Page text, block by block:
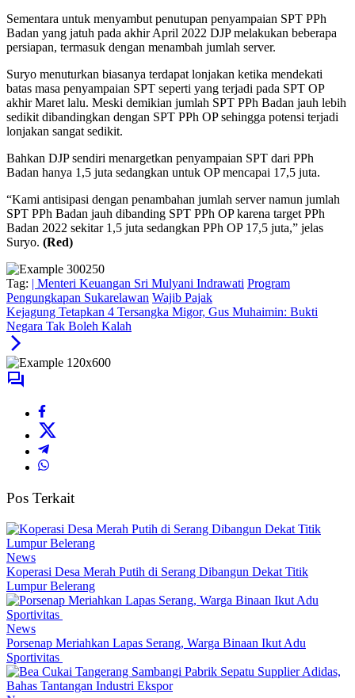
Sementara untuk menyambut penutupan penyampaian SPT PPh
Badan yang jatuh pada akhir April 2022 DJP melakukan beberapa
persiapan, termasuk dengan menambah jumlah server.
Suryo menuturkan biasanya terdapat lonjakan ketika mendekati
batas masa penyampaian SPT seperti yang terjadi pada SPT OP
akhir Maret lalu. Meski demikian jumlah SPT PPh Badan jauh lebih
sedikit dibandingkan dengan SPT PPh OP sehingga potensi terjadi
lonjakan sangat sedikit.
Bahkan DJP sendiri menargetkan penyampaian SPT dari PPh
Badan hanya 1,5 juta sedangkan untuk OP mencapai 17,5 juta.
“Kami antisipasi dengan penambahan jumlah server namun jumlah
SPT PPh Badan jauh dibanding SPT PPh OP karena target PPh
Badan 2022 sekitar 1,5 juta sedangkan PPh OP 17,5 juta,” jelas
Suryo. (Red)
Tag: | Menteri Keuangan Sri Mulyani Indrawati Program
Pengungkapan Sukarelawan Wajib Pajak
Kejagung Tetapkan 4 Tersangka Migor, Gus Muhaimin: Bukti
Negara Tak Boleh Kalah
Pos Terkait
News
Koperasi Desa Merah Putih di Serang Dibangun Dekat Titik
Lumpur Belerang
News
Porsenap Meriahkan Lapas Serang, Warga Binaan Ikut Adu
Sportivitas